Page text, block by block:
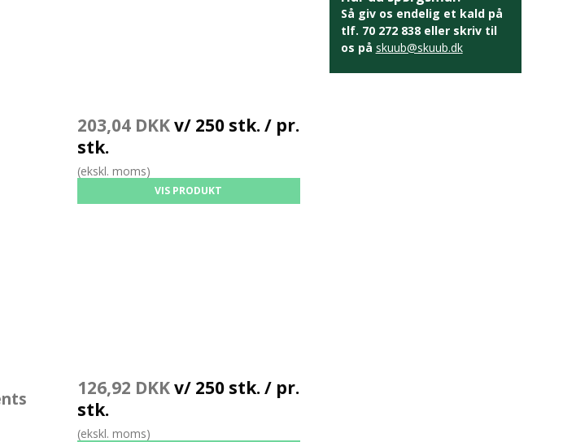
203,04 DKKv/ 250 stk. / pr.
stk.
(ekskl. moms)
VIS PRODUKT
126,92 DKKv/ 250 stk. / pr.
stk.
(ekskl. moms)
Så giv os endelig et kald på
tlf. 70 272 838 eller skriv til
os på skuub@skuub.dk